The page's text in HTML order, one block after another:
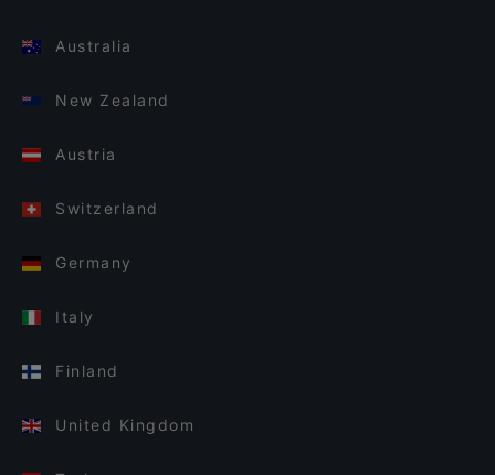
Australia
New Zealand
Austria
Switzerland
Germany
Italy
Finland
United Kingdom